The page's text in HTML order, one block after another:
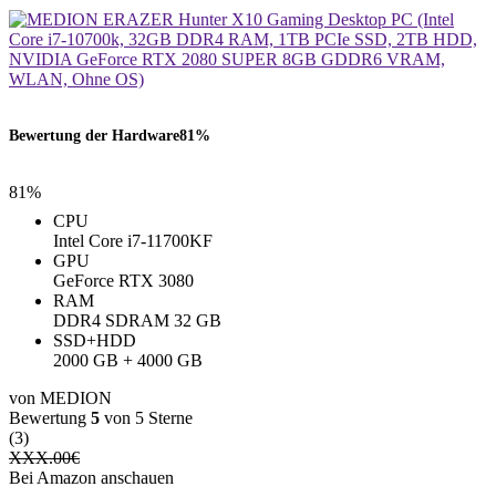
Bewertung der Hardware81%
81%
CPU
Intel Core i7-11700KF
GPU
GeForce RTX 3080
RAM
‎DDR4 SDRAM ‎32 GB
SSD+HDD
2000 GB + 4000 GB
von MEDION
Bewertung 5 von 5 Sterne
(3)
XXX.00€
Bei Amazon anschauen